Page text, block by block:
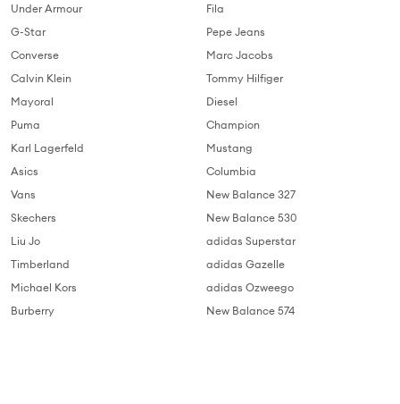
Under Armour
G-Star
Converse
Calvin Klein
Mayoral
Puma
Karl Lagerfeld
Asics
Vans
Skechers
Liu Jo
Timberland
Michael Kors
Burberry
Fila
Pepe Jeans
Marc Jacobs
Tommy Hilfiger
Diesel
Champion
Mustang
Columbia
New Balance 327
New Balance 530
adidas Superstar
adidas Gazelle
adidas Ozweego
New Balance 574